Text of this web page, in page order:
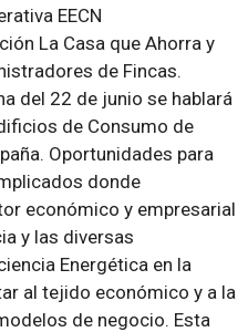
EECN
La Casa que Ahorra y
de Fincas.
del 22 de junio se hablará
de Consumo de
Oportunidades para
donde
económico y empresarial
y las diversas
Energética en la
al tejido económico y a la
de negocio. Esta